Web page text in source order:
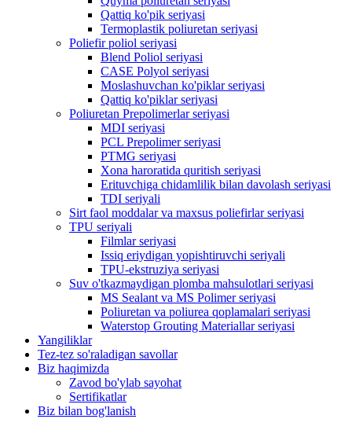
Qattiq ko'pik seriyasi
Termoplastik poliuretan seriyasi
Poliefir poliol seriyasi
Blend Poliol seriyasi
CASE Polyol seriyasi
Moslashuvchan ko'piklar seriyasi
Qattiq ko'piklar seriyasi
Poliuretan Prepolimerlar seriyasi
MDI seriyasi
PCL Prepolimer seriyasi
PTMG seriyasi
Xona haroratida quritish seriyasi
Erituvchiga chidamlilik bilan davolash seriyasi
TDI seriyali
Sirt faol moddalar va maxsus poliefirlar seriyasi
TPU seriyali
Filmlar seriyasi
Issiq eriydigan yopishtiruvchi seriyali
TPU-ekstruziya seriyasi
Suv o'tkazmaydigan plomba mahsulotlari seriyasi
MS Sealant va MS Polimer seriyasi
Poliuretan va poliurea qoplamalari seriyasi
Waterstop Grouting Materiallar seriyasi
Yangiliklar
Tez-tez so'raladigan savollar
Biz haqimizda
Zavod bo'ylab sayohat
Sertifikatlar
Biz bilan bog'lanish